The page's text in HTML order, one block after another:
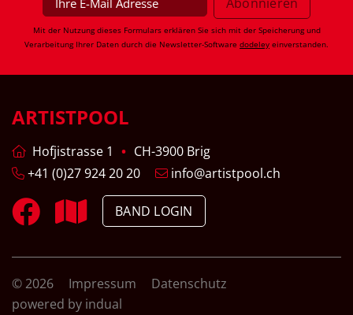
Mit der Nutzung dieses Formulars erklären Sie sich mit der Speicherung und
Verarbeitung Ihrer Daten durch die Newsletter-Software dodeley einverstanden.
ARTISTPOOL
Hofjistrasse 1
CH-3900 Brig
+41 (0)27 924 20 20
info@artistpool.ch
BAND LOGIN
© 2026 Impressum
Datenschutz
powered by indual